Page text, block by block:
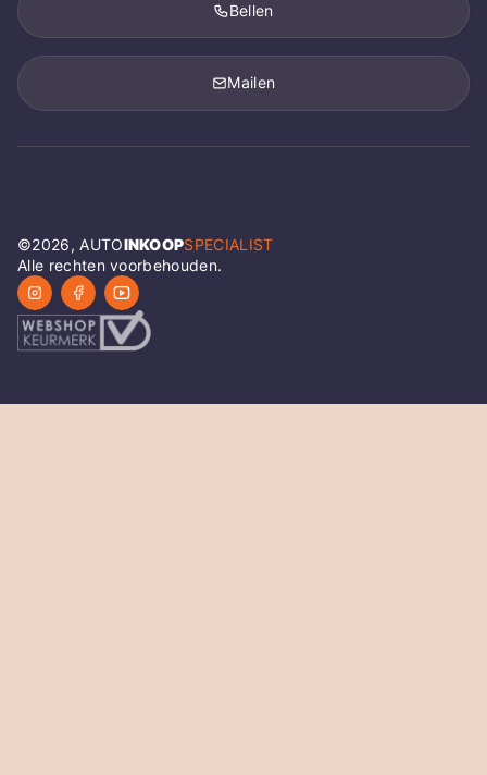
Bellen
Mailen
©2026, AUTOINKOOPSPECIALIST
Alle rechten voorbehouden.